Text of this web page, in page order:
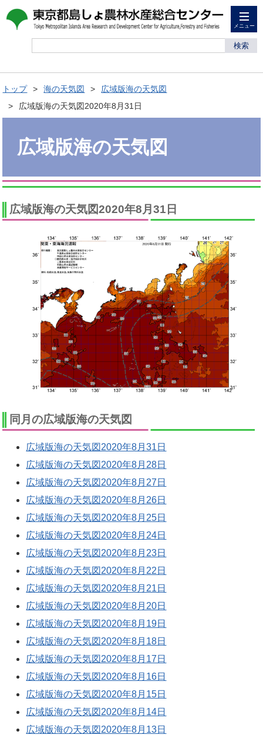
メニュー
検索
トップ 海の天気図
広域版海の天気図
広域版海の天気図2020年8月31日
広域版海の天気図
広域版海の天気図2020年8月31日
同月の広域版海の天気図
広域版海の天気図2020年8月31日
広域版海の天気図2020年8月28日
広域版海の天気図2020年8月27日
広域版海の天気図2020年8月26日
広域版海の天気図2020年8月25日
広域版海の天気図2020年8月24日
広域版海の天気図2020年8月23日
広域版海の天気図2020年8月22日
広域版海の天気図2020年8月21日
広域版海の天気図2020年8月20日
広域版海の天気図2020年8月19日
広域版海の天気図2020年8月18日
広域版海の天気図2020年8月17日
広域版海の天気図2020年8月16日
広域版海の天気図2020年8月15日
広域版海の天気図2020年8月14日
広域版海の天気図2020年8月13日